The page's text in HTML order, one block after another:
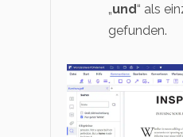
„und“ als
gefunden.